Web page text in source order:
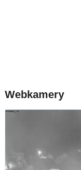
Webkamery